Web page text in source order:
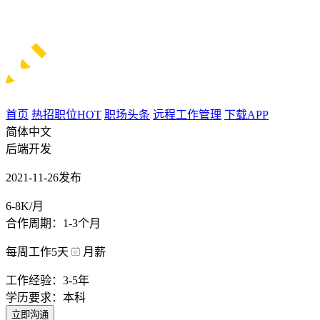
首页 热招职位HOT 职场头条 远程工作管理 下载APP
简体中文
后端开发
2021-11-26发布
6-8K/月
合作周期：1-3个月
每周工作5天 月薪
工作经验：3-5年
学历要求：本科
立即沟通